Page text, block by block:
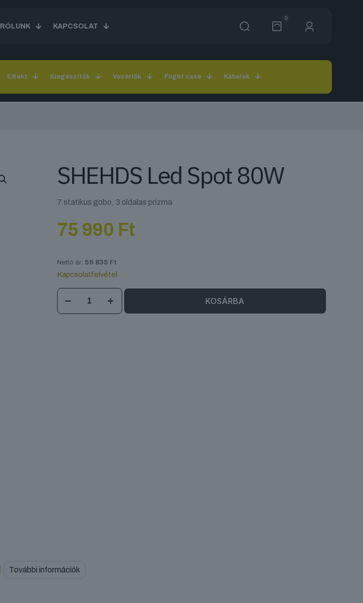
RÓLUNK KAPCSOLAT
0
Effekt Kiegészítők Vezérlők Flight case Kábelek
SHEHDS Led Spot 80W
7 statikus gobo, 3 oldalas prizma
75 990 Ft
Nettó ár: 59 835 Ft
Kapcsolatfelvétel
SHEHDS
KOSÁRBA
További információk